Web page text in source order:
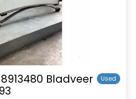
Bladveer
Used